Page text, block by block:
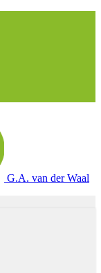
G.A. van der Waal